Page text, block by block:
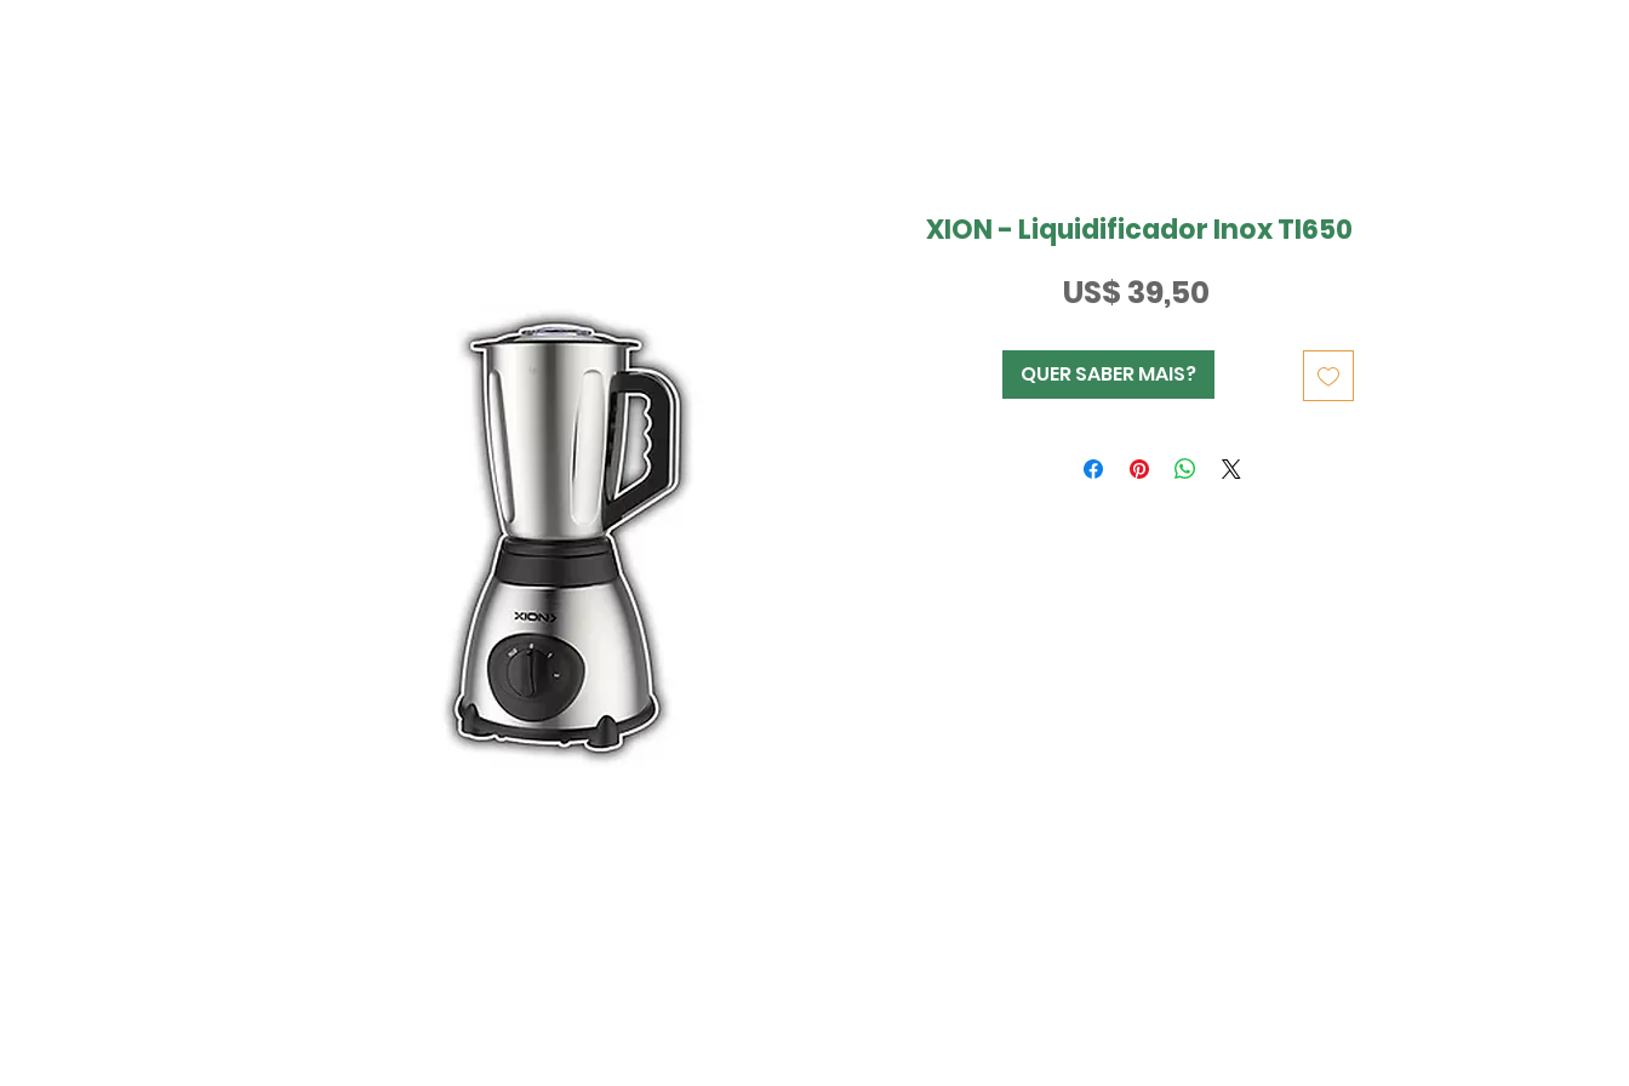
XION - Liquidificador Inox TI650
US$ 39,50Preço
QUER SABER MAIS?